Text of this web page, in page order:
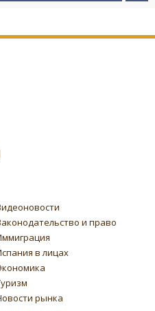
и право
в лицах
рынка